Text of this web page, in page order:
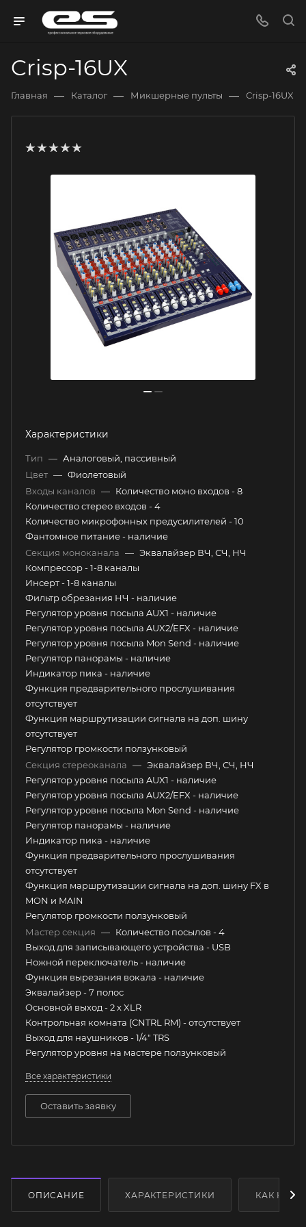
Crisp-16UX
Главная — Каталог — Микшерные пульты — Crisp-16UX
Характеристики
Тип — Аналоговый, пассивный
Цвет — Фиолетовый
Входы каналов — Количество моно входов - 8
Количество стерео входов - 4
Количество микрофонных предусилителей - 10
Фантомное питание - наличие
Секция моноканала — Эквалайзер ВЧ, СЧ, НЧ
Компрессор - 1-8 каналы
Инсерт - 1-8 каналы
Фильтр обрезания НЧ - наличие
Регулятор уровня посыла AUX1 - наличие
Регулятор уровня посыла AUX2/EFX - наличие
Регулятор уровня посыла Mon Send - наличие
Регулятор панорамы - наличие
Индикатор пика - наличие
Функция предварительного прослушивания
отсутствует
Функция маршрутизации сигнала на доп. шину
отсутствует
Регулятор громкости ползунковый
Секция стереоканала — Эквалайзер ВЧ, СЧ, НЧ
Регулятор уровня посыла AUX1 - наличие
Регулятор уровня посыла AUX2/EFX - наличие
Регулятор уровня посыла Mon Send - наличие
Регулятор панорамы - наличие
Индикатор пика - наличие
Функция предварительного прослушивания
отсутствует
Функция маршрутизации сигнала на доп. шину FX в
MON и MAIN
Регулятор громкости ползунковый
Мастер секция — Количество посылов - 4
Выход для записывающего устройства - USB
Ножной переключатель - наличие
Функция вырезания вокала - наличие
Эквалайзер - 7 полос
Основной выход - 2 x XLR
Контрольная комната (CNTRL RM) - отсутствует
Выход для наушников - 1/4" TRS
Регулятор уровня на мастере ползунковый
Все характеристики
Оставить заявку
ОПИСАНИЕ ХАРАКТЕРИСТИКИ КАК